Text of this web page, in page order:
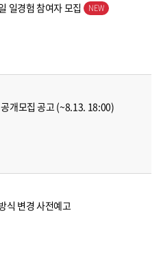
일경험 참여자 모집
개모집 공고 (~8.13. 18:00)
식 변경 사전예고